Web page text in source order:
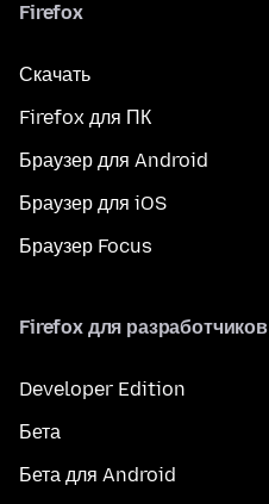
Firefox
Скачать
Firefox для ПК
Браузер для Android
Браузер для iOS
Браузер Focus
Firefox для разработчиков
Developer Edition
Бета
Бета для Android